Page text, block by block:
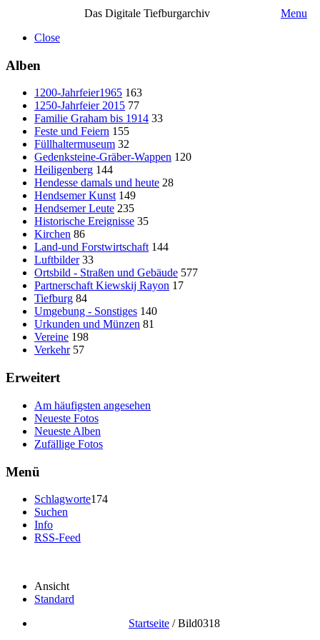
Das Digitale Tiefburgarchiv
Menu
Close
Alben
1200-Jahrfeier1965 163
1250-Jahrfeier 2015 77
Familie Graham bis 1914 33
Feste und Feiern 155
Füllhaltermuseum 32
Gedenksteine-Gräber-Wappen 120
Heiligenberg 144
Hendesse damals und heute 28
Hendsemer Kunst 149
Hendsemer Leute 235
Historische Ereignisse 35
Kirchen 86
Land-und Forstwirtschaft 144
Luftbilder 33
Ortsbild - Straßen und Gebäude 577
Partnerschaft Kiewskij Rayon 17
Tiefburg 84
Umgebung - Sonstiges 140
Urkunden und Münzen 81
Vereine 198
Verkehr 57
Erweitert
Am häufigsten angesehen
Neueste Fotos
Neueste Alben
Zufällige Fotos
Menü
Schlagworte174
Suchen
Info
RSS-Feed
Ansicht
Standard
Startseite /Bild0318